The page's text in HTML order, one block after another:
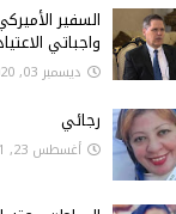
السفير
واجباتي
ديسمبر 03, 2020
رجائي
أغسطس 23, 2021